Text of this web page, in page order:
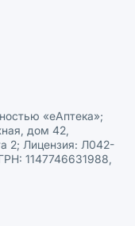
данных
«еАптека»;
дом 42,
2; Лицензия: Л042-
1147746631988,